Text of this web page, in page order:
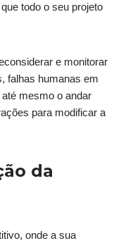
todo o seu projeto
e monitorar
falhas humanas em
mesmo o andar
para modificar a
da
onde a sua